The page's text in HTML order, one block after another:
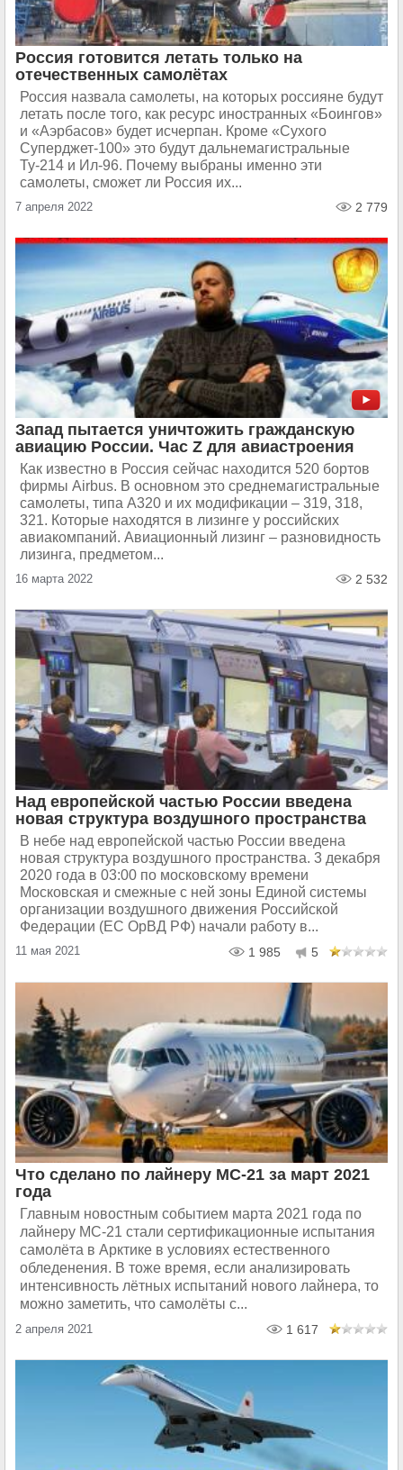
Россия готовится летать только на
отечественных самолётах
Россия назвала самолеты, на которых россияне будут
летать после того, как ресурс иностранных «Боингов»
и «Аэрбасов» будет исчерпан. Кроме «Сухого
Суперджет-100» это будут дальнемагистральные
Ту-214 и Ил-96. Почему выбраны именно эти
самолеты, сможет ли Россия их...
7 апреля 2022 2 779
Запад пытается уничтожить гражданскую
авиацию России. Час Z для авиастроения
Как известно в Россия сейчас находится 520 бортов
фирмы Airbus. В основном это среднемагистральные
самолеты, типа А320 и их модификации – 319, 318,
321. Которые находятся в лизинге у российских
авиакомпаний. Авиационный лизинг – разновидность
лизинга, предметом...
16 марта 2022 2 532
Над европейской частью России введена
новая структура воздушного пространства
В небе над европейской частью России введена
новая структура воздушного пространства. 3 декабря
2020 года в 03:00 по московскому времени
Московская и смежные с ней зоны Единой системы
организации воздушного движения Российской
Федерации (ЕС ОрВД РФ) начали работу в...
11 мая 2021 1 985 5
Что сделано по лайнеру МС-21 за март 2021
года
Главным новостным событием марта 2021 года по
лайнеру МС-21 стали сертификационные испытания
самолёта в Арктике в условиях естественного
обледенения. В тоже время, если анализировать
интенсивность лётных испытаний нового лайнера, то
можно заметить, что самолёты с...
2 апреля 2021 1 617